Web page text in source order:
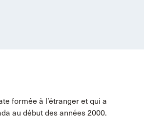
formée à l’étranger et qui a
au début des années 2000.